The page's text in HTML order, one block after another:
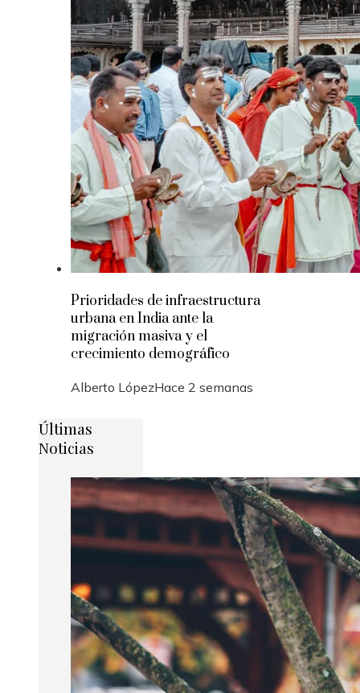
Prioridades de infraestructura
urbana en India ante la
migración masiva y el
crecimiento demográfico
Alberto LópezHace 2 semanas
Últimas
Noticias